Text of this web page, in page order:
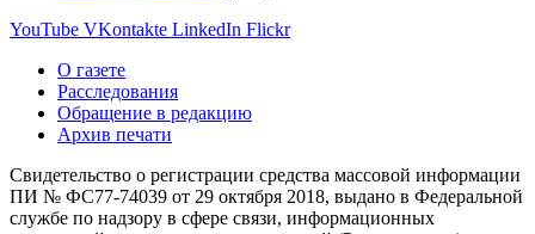
YouTube VKontakte LinkedIn Flickr
О газете
Расследования
Обращение в редакцию
Архив печати
Свидетельство о регистрации средства массовой информации
ПИ № ФС77-74039 от 29 октября 2018, выдано в Федеральной
службе по надзору в сфере связи, информационных